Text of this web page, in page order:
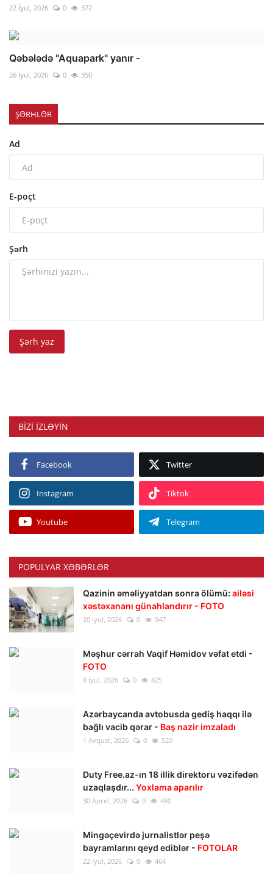
22 İyul, 2026 0 372
Qəbələdə "Aquapark" yanır -
26 İyul, 2026 0 350
ŞƏRHLƏR
Ad
E-poçt
Şərh
Şərh yaz
BIZI IZLƏYIN
Facebook Twitter
Instagram Tiktok
Youtube Telegram
POPULYAR XƏBƏRLƏR
Qazinin əməliyyatdan sonra ölümü: ailəsi
xəstəxananı günahlandırır - FOTO
20 İyul, 2026 0 947
Məşhur cərrah Vaqif Həmidov vəfat etdi -
FOTO
8 İyul, 2026 0 825
Azərbaycanda avtobusda gediş haqqı ilə
bağlı vacib qərar - Baş nazir imzaladı
1 Avqust, 2026 0 520
Duty Free.az-ın 18 illik direktoru vəzifədən
uzaqlaşdır... Yoxlama aparılır
30 Aprel, 2026 0 480
Mingəçevirdə jurnalistlər peşə
bayramlarını qeyd ediblər - FOTOLAR
22 İyul, 2026 0 464